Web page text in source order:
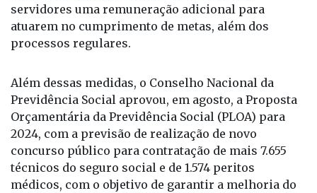
servidores uma remuneração adicional para
atuarem no cumprimento de metas, além dos
processos regulares.
Além dessas medidas, o Conselho Nacional da
Previdência Social aprovou, em agosto, a Proposta
Orçamentária da Previdência Social (PLOA) para
2024, com a previsão de realização de novo
concurso público para contratação de mais 7.655
técnicos do seguro social e de 1.574 peritos
médicos, com o objetivo de garantir a melhoria do